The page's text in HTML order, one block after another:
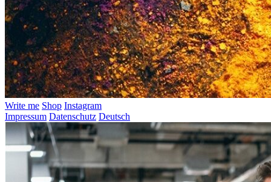
Write me Shop Instagram
Impressum Datenschutz Deutsch